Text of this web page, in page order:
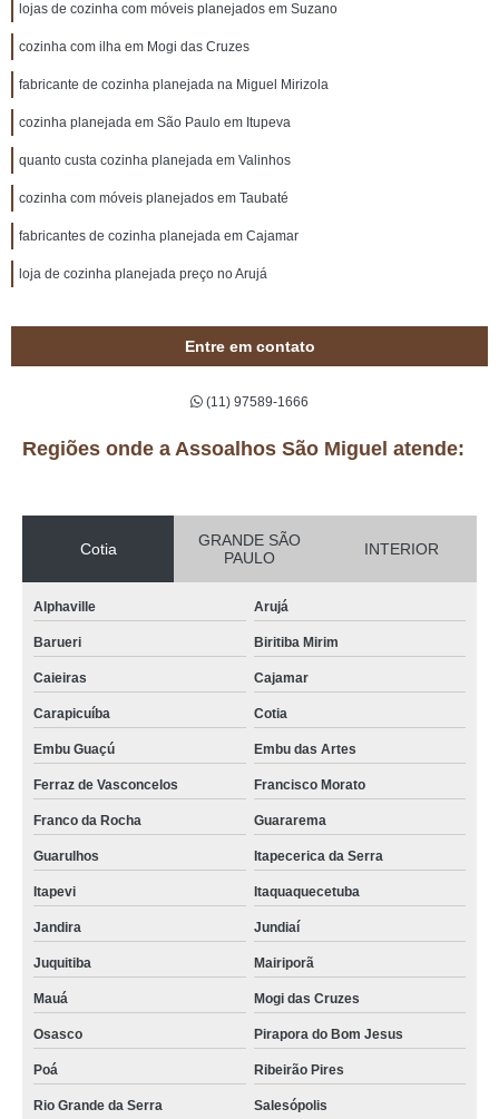
lojas de cozinha com móveis planejados em Suzano
cozinha com ilha em Mogi das Cruzes
fabricante de cozinha planejada na Miguel Mirizola
cozinha planejada em São Paulo em Itupeva
quanto custa cozinha planejada em Valinhos
cozinha com móveis planejados em Taubaté
fabricantes de cozinha planejada em Cajamar
loja de cozinha planejada preço no Arujá
Entre em contato
(11) 97589-1666
Regiões onde a Assoalhos São Miguel atende:
Cotia
GRANDE SÃO
PAULO
INTERIOR
Alphaville Arujá
Barueri Biritiba Mirim
Caieiras Cajamar
Carapicuíba Cotia
Embu Guaçú Embu das Artes
Ferraz de Vasconcelos Francisco Morato
Franco da Rocha Guararema
Guarulhos Itapecerica da Serra
Itapevi Itaquaquecetuba
Jandira Jundiaí
Juquitiba Mairiporã
Mauá Mogi das Cruzes
Osasco Pirapora do Bom Jesus
Poá Ribeirão Pires
Rio Grande da Serra Salesópolis